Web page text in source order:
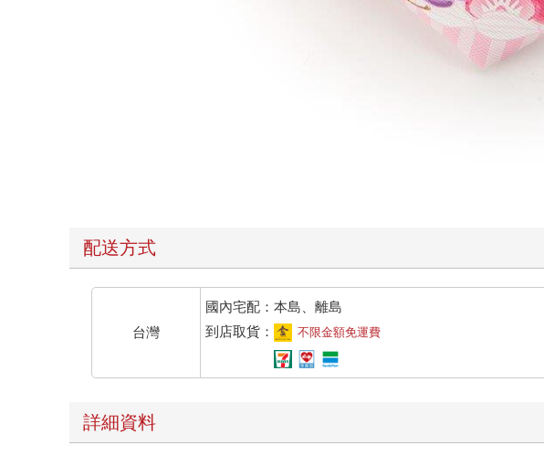
配送方式
台灣
國內宅配：本島、離島
到店取貨：
不限金額免運費
詳細資料